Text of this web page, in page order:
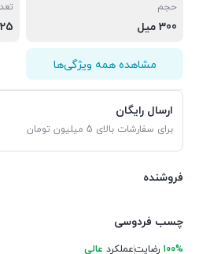
حجم
300 میل 25
مشاهده همه ویژگی‌ها
ارسال رایگان
برای سفارشات بالای 5 میلیون تومان
فروشنده
چسب فردوسی
100% رضایتعملکرد عالی